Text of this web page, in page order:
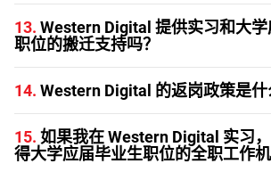
全年
菲律宾
泰国 全年
美国 秋季 – 春季
我们希望招聘本科、硕士和博士层次的
13. Western Digital 提供实习和大
职位的搬迁支持吗？
是否提供搬迁支持取决于招聘经理的决
14. Western Digital 的返岗政策是什
大学应届毕业生和实习生职位将遵循现
如，对于美国主要办公地点，协作日将
其中包括在办公室工作的日程安排。
15. 如果我在 Western Digital 实习
得大学应届毕业生职位的全职工作机